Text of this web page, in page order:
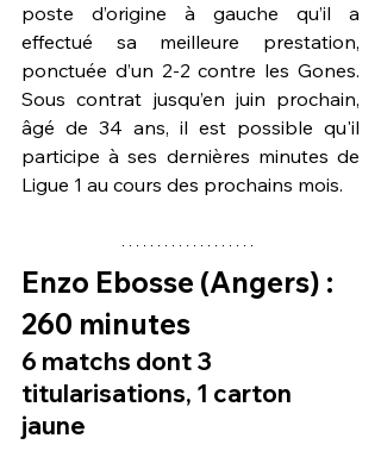
poste d’origine à gauche qu’il a
effectué sa meilleure prestation,
ponctuée d’un 2-2 contre les Gones.
Sous contrat jusqu’en juin prochain,
âgé de 34 ans, il est possible qu'il
participe à ses dernières minutes de
Ligue 1 au cours des prochains mois.
Enzo Ebosse (Angers) :
260 minutes
6 matchs dont 3
titularisations, 1 carton
jaune